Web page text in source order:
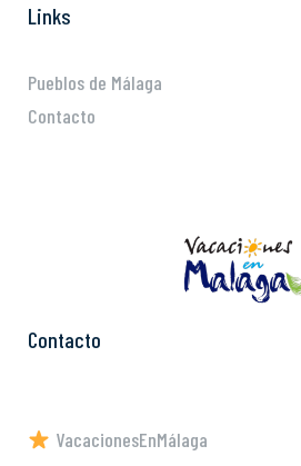
Links
Pueblos de Málaga
Contacto
Contacto
VacacionesEnMálaga